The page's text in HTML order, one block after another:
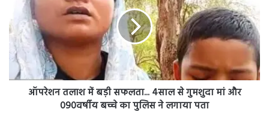
बड़ी
सफलता...
4साल
से
गुमशुदा
मां
ऑपरेशन तलाश में बड़ी सफलता... 4साल से गुमशुदा मां और
090वर्षीय बच्चे का पुलिस ने लगाया पता